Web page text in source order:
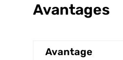
Avantages
Avantage